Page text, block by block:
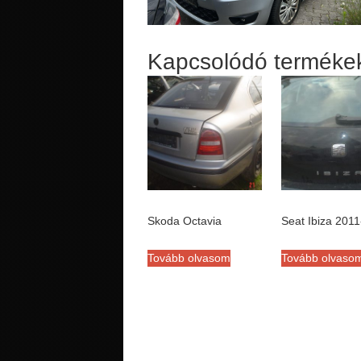
Kapcsolódó
Skoda Octavia
Tovább olvasom
Seat Ibiza
Tovább